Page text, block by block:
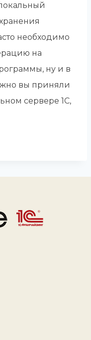
необходимо
на
ну и в
вы приняли
сервере 1С,